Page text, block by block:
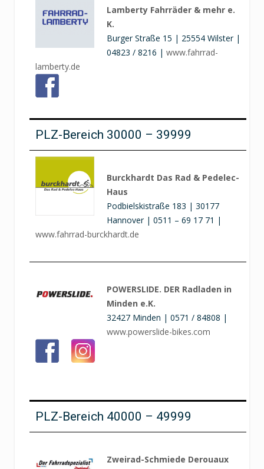
Lamberty Fahrräder & mehr e.
K.
Burger Straße 15 | 25554 Wilster |
04823 / 8216 | www.fahrrad-
lamberty.de
PLZ-Bereich 30000 – 39999
Burckhardt Das Rad & Pedelec-
Haus
Podbielskistraße 183 | 30177
Hannover | 0511 – 69 17 71 |
www.fahrrad-burckhardt.de
POWERSLIDE. DER Radladen in
Minden e.K.
32427 Minden | 0571 / 84808 |
www.powerslide-bikes.com
PLZ-Bereich 40000 – 49999
Zweirad-Schmiede Derouaux